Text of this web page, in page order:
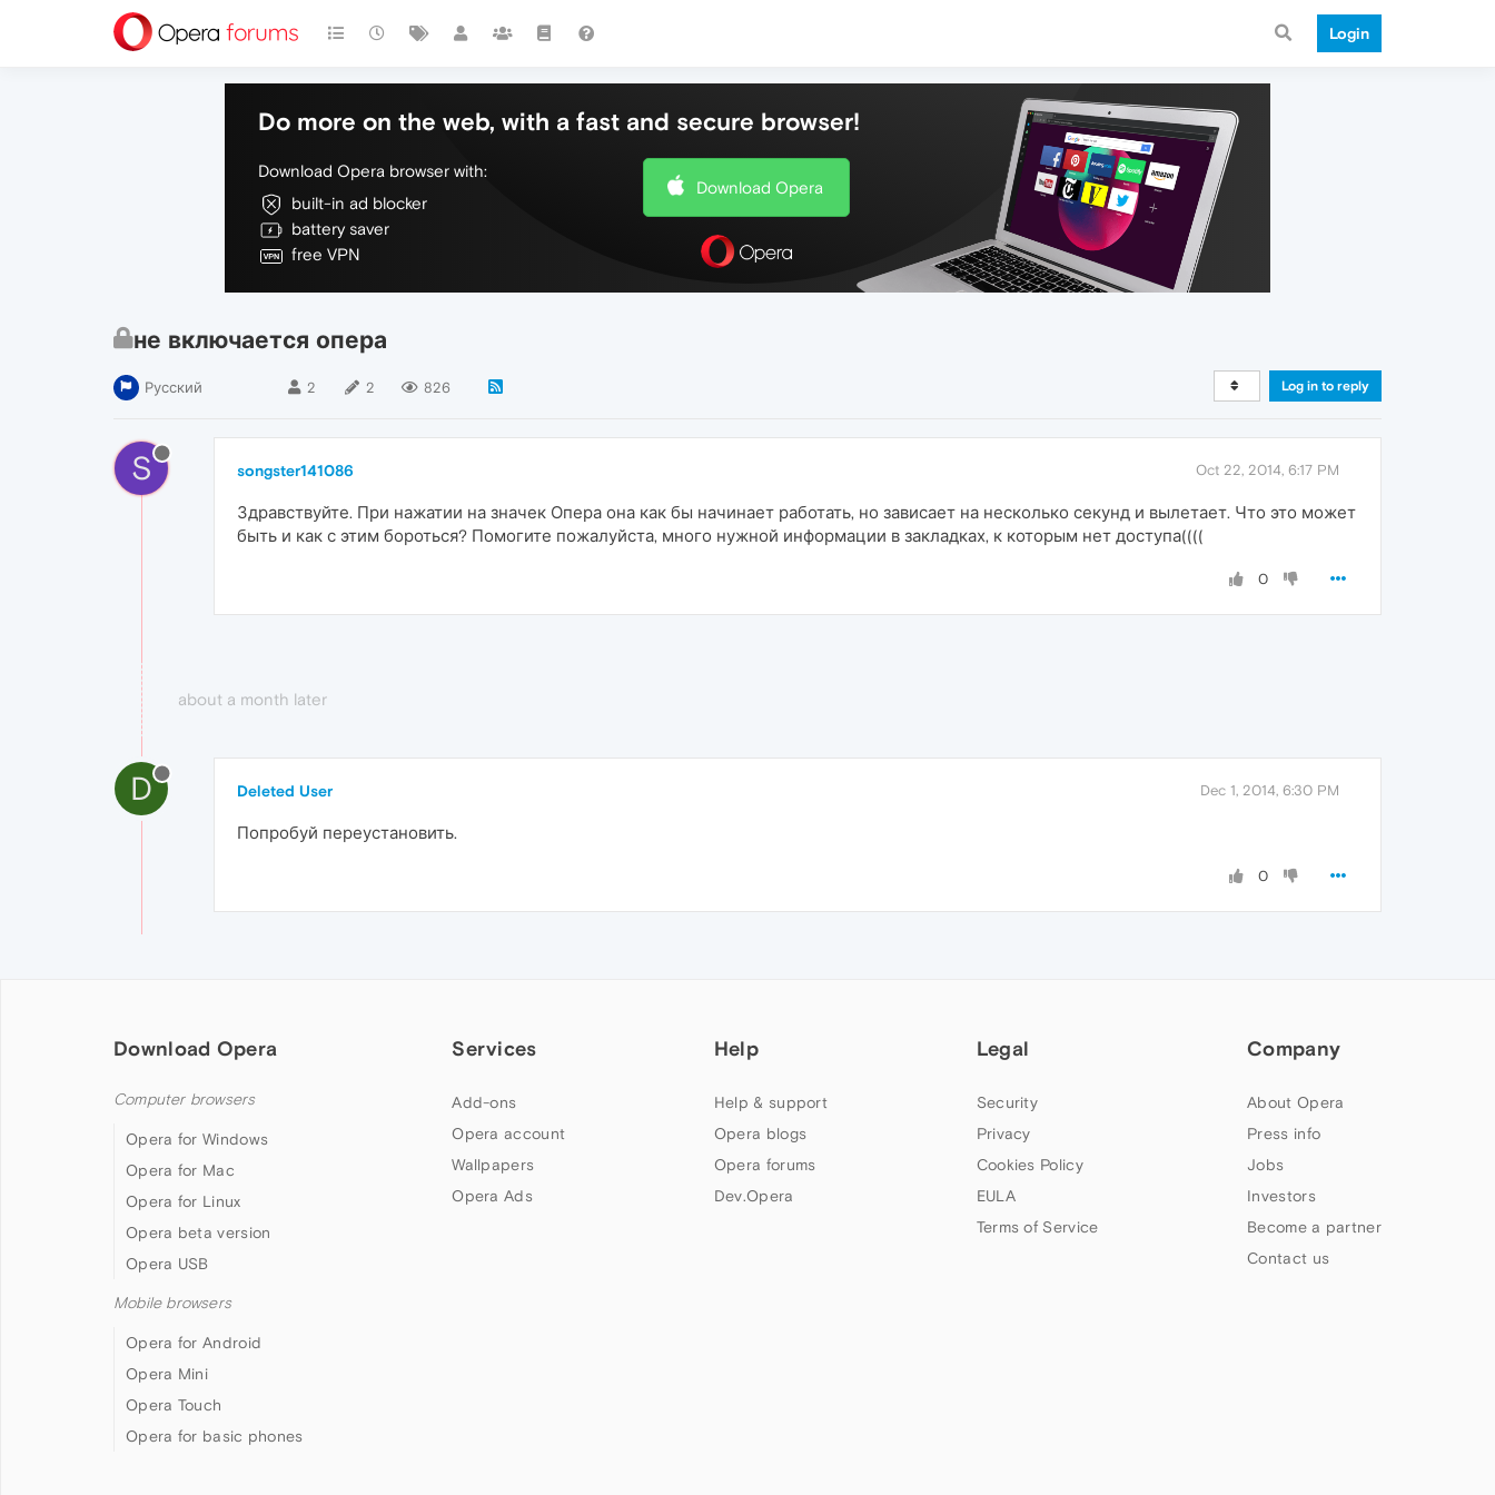
Login
Do more on the web, with a fast and secure browser!
Download Opera browser with:
built-in ad blocker
battery saver
free VPN
Download Opera
не включается опера
Русский 2 2 826 Log in to reply
S songster141086 Oct 22, 2014, 6:17 PM
Здравствуйте. При нажатии на значек Опера она как бы начинает работать, но зависает на несколько секунд и вылетает. Что это может
быть и как с этим бороться? Помогите пожалуйста, много нужной информации в закладках, к которым нет доступа((((
0
about a month later
D Deleted User Dec 1, 2014, 6:30 PM
Попробуй переустановить.
0
Download Opera
Computer browsers
Opera for Windows
Opera for Mac
Opera for Linux
Opera beta version
Opera USB
Mobile browsers
Opera for Android
Opera Mini
Opera Touch
Opera for basic phones
Services
Add-ons
Opera account
Wallpapers
Opera Ads
Help
Help & support
Opera blogs
Opera forums
Dev.Opera
Legal
Security
Privacy
Cookies Policy
EULA
Terms of Service
Company
About Opera
Press info
Jobs
Investors
Become a partner
Contact us